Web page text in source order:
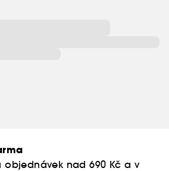
objednávek nad 690 Kč a v